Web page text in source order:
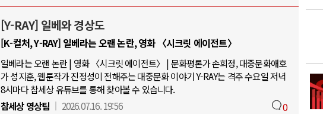
[Y-RAY] 일베와 경상도
[K-컬처, Y-RAY] 일베라는 오랜 논란, 영화 〈시크릿 에이전트〉
일베라는 오랜 논란 | 영화 〈시크릿 에이전트〉 | 문화평론가 손희정, 대중문화애호
가 성지훈, 웹툰작가 진정성이 전해주는 대중문화 이야기 Y-RAY는 격주 수요일 저녁
8시마다 참세상 유튜브를 통해 찾아볼 수 있습니다.
참세상 영상팀
2026.07.16. 19:56 0